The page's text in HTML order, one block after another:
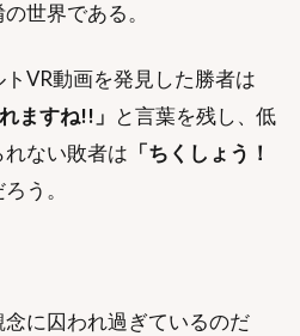
世界である。
VR動画を発見した勝者は
ますね!!」 と言葉を残し、低
ない敗者は 「ちくしょう！
う。
に囚われ過ぎているのだ